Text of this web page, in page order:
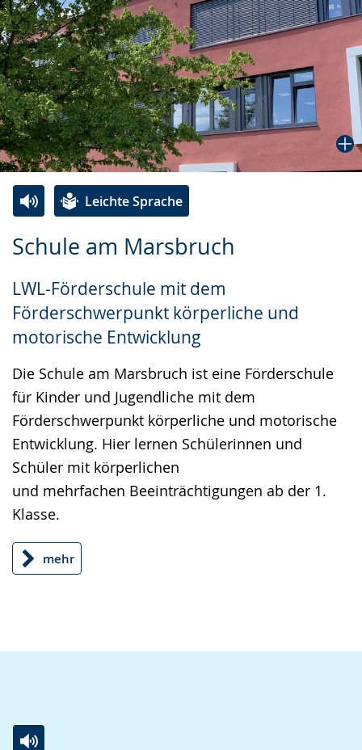
Schule am Marsbruch
LWL-Förderschule mit dem
Förderschwerpunkt körperliche und
motorische Entwicklung
Die Schule am Marsbruch ist eine Förderschule
für Kinder und Jugendliche mit dem
Förderschwerpunkt körperliche und motorische
Entwicklung. Hier lernen Schülerinnen und
Schüler mit körperlichen
und mehrfachen Beeinträchtigungen ab der 1.
Klasse.
mehr
Leichte Sprache
Leichten
wechseln.
Audio-
Video
Deutscher
Gebärdensprache
wird
angezeigt.